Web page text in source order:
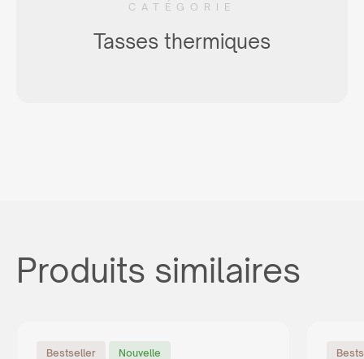
CATÉGORIE
Tasses thermiques
Produits similaires
Bestseller Nouvelle